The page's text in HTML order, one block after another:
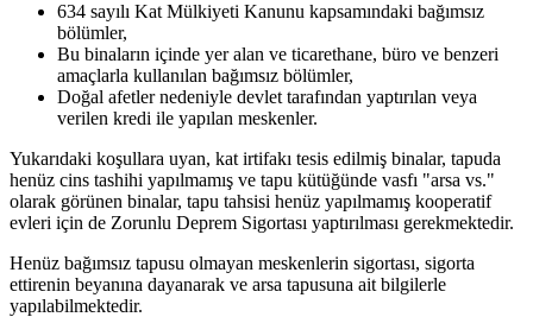
634 sayılı Kat Mülkiyeti Kanunu kapsamındaki bağımsız
bölümler,
Bu binaların içinde yer alan ve ticarethane, büro ve benzeri
amaçlarla kullanılan bağımsız bölümler,
Doğal afetler nedeniyle devlet tarafından yaptırılan veya
verilen kredi ile yapılan meskenler.
Yukarıdaki koşullara uyan, kat irtifakı tesis edilmiş binalar, tapuda
henüz cins tashihi yapılmamış ve tapu kütüğünde vasfı "arsa vs."
olarak görünen binalar, tapu tahsisi henüz yapılmamış kooperatif
evleri için de Zorunlu Deprem Sigortası yaptırılması gerekmektedir.
Henüz bağımsız tapusu olmayan meskenlerin sigortası, sigorta
ettirenin beyanına dayanarak ve arsa tapusuna ait bilgilerle
yapılabilmektedir.